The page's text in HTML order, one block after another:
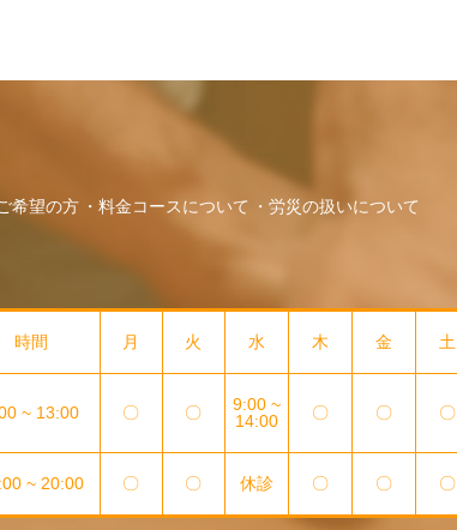
希望の方 料金コースについて 労災の扱いについて
時間 月 火 水 木 金 土
~ 13:00 〇 〇
9:00 ~
14:00
〇 〇 〇
~ 20:00 〇 〇 休診 〇 〇 〇